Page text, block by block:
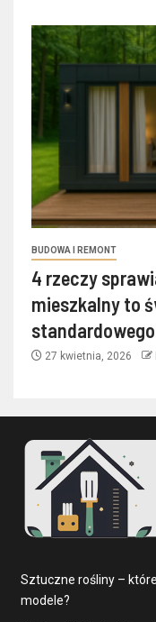
BUDOWA I REMONT
4 rzeczy
mieszkalny to
27 kwietnia, 2026
Sztuczne rośliny –
modele?